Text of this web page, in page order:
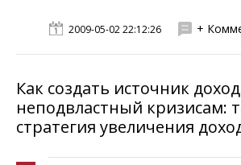
2009-05-02 22:12:26 +
Как создать источник
неподвластный кризисам:
стратегия увеличения